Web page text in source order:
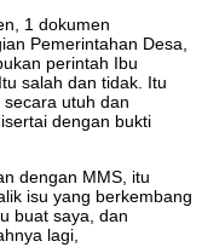
1 dokumen
Pemerintahan Desa,
perintah Ibu
salah dan tidak. Itu
utuh dan
dengan bukti
dengan MMS, itu
isu yang berkembang
buat saya, dan
lagi,